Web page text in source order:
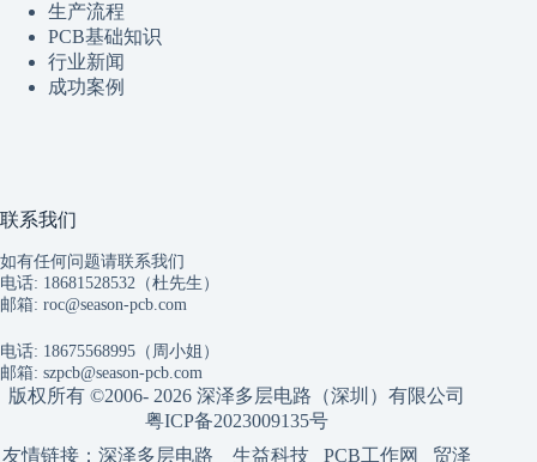
生产流程
PCB基础知识
行业新闻
成功案例
联系我们
如有任何问题请联系我们
电话: 18681528532（杜先生）
邮箱: roc@season-pcb.com
电话: 18675568995（周小姐）
邮箱: szpcb@season-pcb.com
版权所有 ©2006- 2026 深泽多层电路（深圳）有限公司
粤ICP备2023009135号
友情链接： 深泽多层电路 生益科技 PCB工作网 贸泽